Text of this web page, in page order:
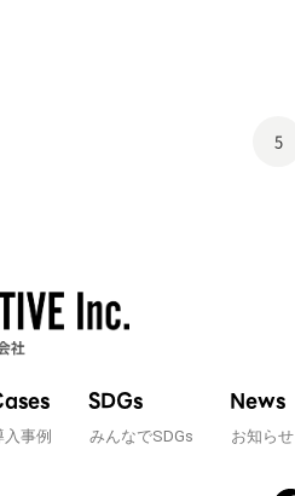
5
入事例
SDGs
みんなでSDGs
News
お知らせ